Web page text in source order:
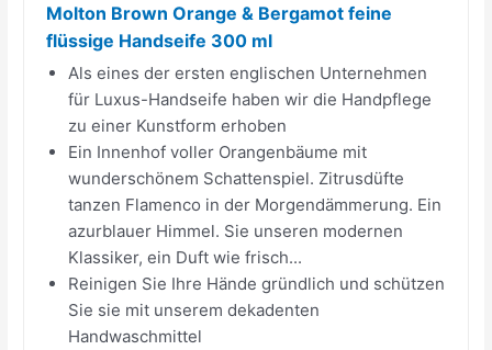
Molton Brown Orange & Bergamot feine
flüssige Handseife 300 ml
Als eines der ersten englischen Unternehmen
für Luxus-Handseife haben wir die Handpflege
zu einer Kunstform erhoben
Ein Innenhof voller Orangenbäume mit
wunderschönem Schattenspiel. Zitrusdüfte
tanzen Flamenco in der Morgendämmerung. Ein
azurblauer Himmel. Sie unseren modernen
Klassiker, ein Duft wie frisch...
Reinigen Sie Ihre Hände gründlich und schützen
Sie sie mit unserem dekadenten
Handwaschmittel